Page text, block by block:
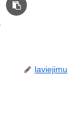
laviejimu